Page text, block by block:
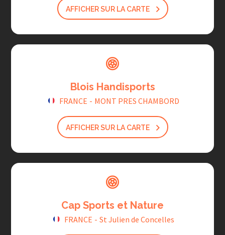
AFFICHER SUR LA CARTE
Blois Handisports
FRANCE - MONT PRES CHAMBORD
AFFICHER SUR LA CARTE
Cap Sports et Nature
FRANCE - St Julien de Concelles